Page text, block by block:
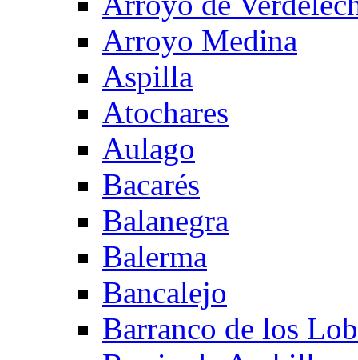
Arroyo Medina
Aspilla
Atochares
Aulago
Bacarés
Balanegra
Balerma
Bancalejo
Barranco de los